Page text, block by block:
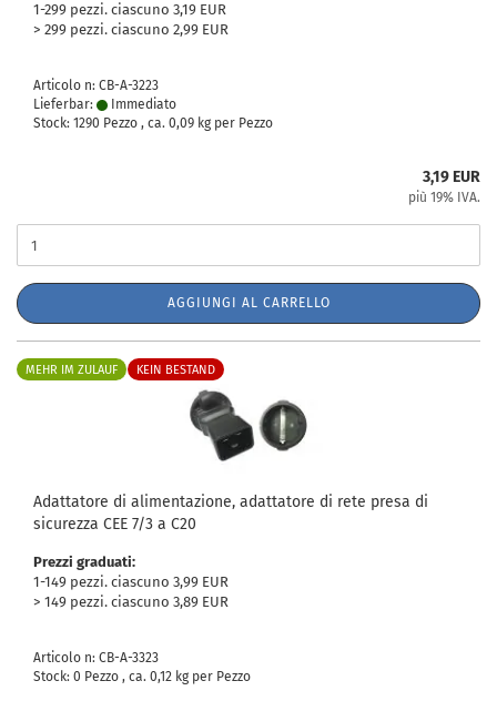
1-299 pezzi. ciascuno 3,19 EUR
> 299 pezzi. ciascuno 2,99 EUR
Articolo n: CB-A-3223
Lieferbar:
Immediato
Stock: 1290 Pezzo , ca. 0,09 kg per Pezzo
3,19 EUR
più 19% IVA.
AGGIUNGI AL CARRELLO
MEHR IM ZULAUF KEIN BESTAND
Adattatore di alimentazione, adattatore di rete presa di
sicurezza CEE 7/3 a C20
Prezzi graduati:
1-149 pezzi. ciascuno 3,99 EUR
> 149 pezzi. ciascuno 3,89 EUR
Articolo n: CB-A-3323
Stock: 0 Pezzo , ca. 0,12 kg per Pezzo